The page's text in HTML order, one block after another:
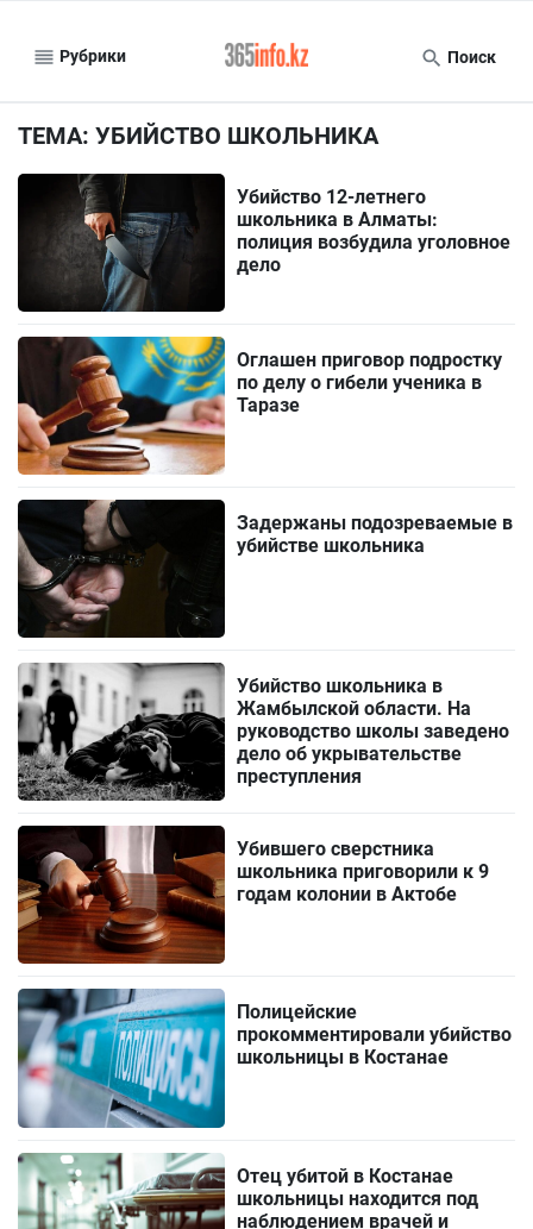
Рубрики Поиск
ТЕМА: УБИЙСТВО ШКОЛЬНИКА
Убийство 12-летнего
школьника в Алматы:
полиция возбудила уголовное
дело
Оглашен приговор подростку
по делу о гибели ученика в
Таразе
Задержаны подозреваемые в
убийстве школьника
Убийство школьника в
Жамбылской области. На
руководство школы заведено
дело об укрывательстве
преступления
Убившего сверстника
школьника приговорили к 9
годам колонии в Актобе
Полицейские
прокомментировали убийство
школьницы в Костанае
Отец убитой в Костанае
школьницы находится под
наблюдением врачей и